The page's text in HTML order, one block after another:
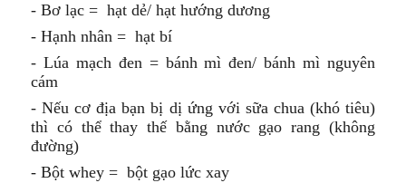
- Bơ lạc = hạt dẻ/ hạt hướng dương
- Hạnh nhân = hạt bí
- Lúa mạch đen = bánh mì đen/ bánh mì nguyên
cám
- Nếu cơ địa bạn bị dị ứng với sữa chua (khó tiêu)
thì có thể thay thế bằng nước gạo rang (không
đường)
- Bột whey = bột gạo lức xay